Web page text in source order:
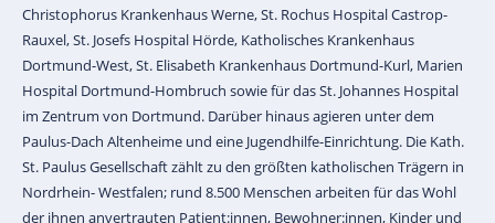
Christophorus Krankenhaus Werne, St. Rochus Hospital Castrop-
Rauxel, St. Josefs Hospital Hörde, Katholisches Krankenhaus
Dortmund-West, St. Elisabeth Krankenhaus Dortmund-Kurl, Marien
Hospital Dortmund-Hombruch sowie für das St. Johannes Hospital
im Zentrum von Dortmund. Darüber hinaus agieren unter dem
Paulus-Dach Altenheime und eine Jugendhilfe-Einrichtung. Die Kath.
St. Paulus Gesellschaft zählt zu den größten katholischen Trägern in
Nordrhein- Westfalen; rund 8.500 Menschen arbeiten für das Wohl
der ihnen anvertrauten Patient:innen, Bewohner:innen, Kinder und